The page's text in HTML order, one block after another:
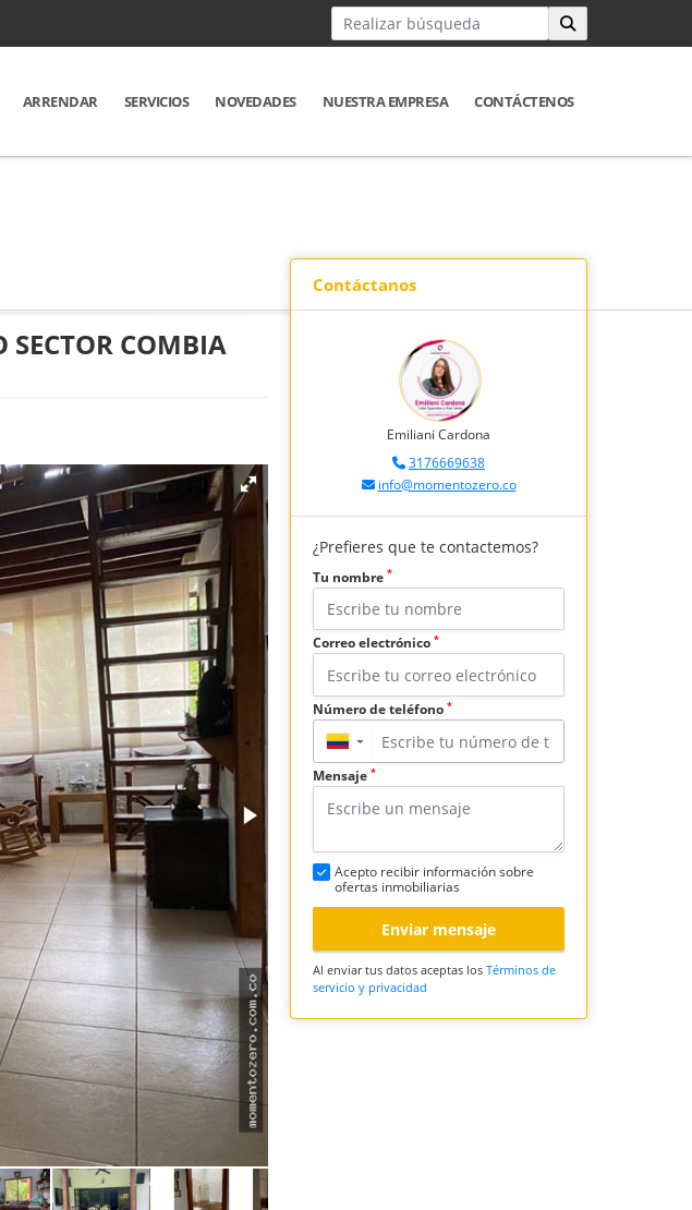
ARRENDAR SERVICIOS NOVEDADES NUESTRA EMPRESA CONTÁCTENOS
COMBIA
Contáctanos
Emiliani Cardona
3176669638
info@momentozero.co
¿Prefieres que te contactemos?
Tu nombre *
Correo electrónico *
Número de teléfono *
▼
Mensaje *
Acepto recibir información sobre
ofertas inmobiliarias
Enviar mensaje
Al enviar tus datos aceptas los Términos de
servicio y privacidad